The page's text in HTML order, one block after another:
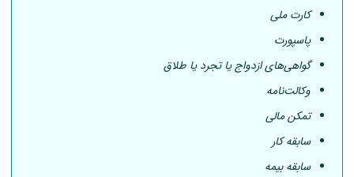
کارت ملی
پاسپورت
گواهی‌های ازدواج یا تجرد یا طلاق
وکالت‌نامه
تمکن مالی
سابقه کار
سابقه بیمه